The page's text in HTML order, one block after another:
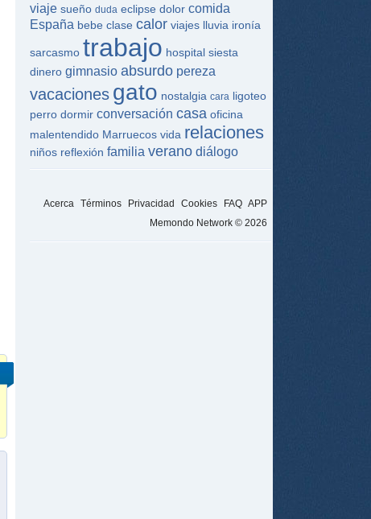
viaje sueño duda eclipse dolor comida
España bebe clase calor viajes lluvia ironía
sarcasmo trabajo hospital siesta
dinero gimnasio absurdo pereza
vacaciones gato nostalgia cara ligoteo
perro dormir conversación casa oficina
malentendido Marruecos vida relaciones
niños reflexión familia verano diálogo
Acerca Términos Privacidad Cookies FAQ APP
Memondo Network © 2026